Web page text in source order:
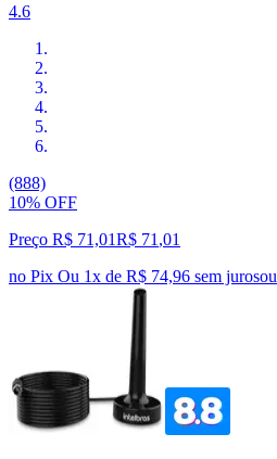
4.6
(888)
10% OFF
Preço R$ 71,01R$ 71 ,01
no Pix Ou 1x de R$ 74,96 sem jurosou